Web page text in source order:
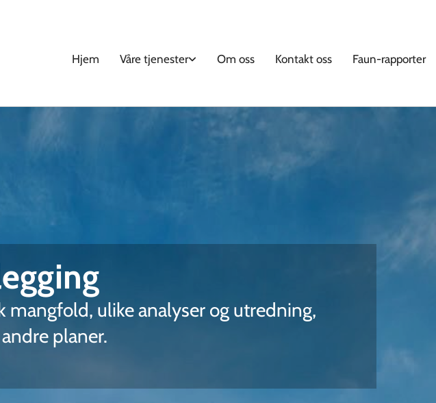
Hjem Våre tjenester Om oss Kontakt oss Faun-rapporter
ulike analyser og utredning,
planer.